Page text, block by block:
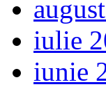
iulie
iunie